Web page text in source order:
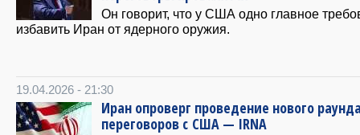
Он говорит, что у США одно главное
избавить Иран от ядерного оружия.
19.04.2026 - 21:30
Иран опроверг проведение нового
переговоров с США — IRNA